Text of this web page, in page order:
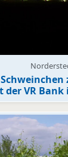
der VR